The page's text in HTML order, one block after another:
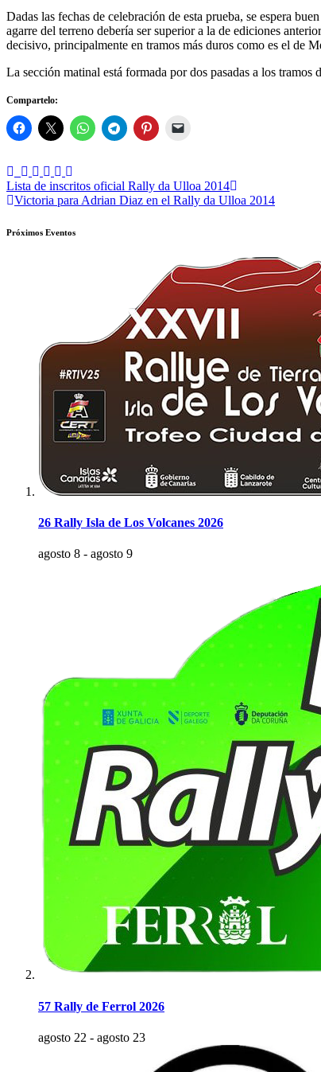
Dadas las fechas de celebración de esta prueba, se espera
agarre del terreno debería ser superior a la de ediciones
decisivo, principalmente en tramos más duros como es el de
La sección matinal está formada por dos pasadas a los
Compartelo:
Navegación
de
entradas
Lista de inscritos oficial Rally da Ulloa 2014
Victoria para Adrian Diaz en el Rally da Ulloa 2014
Próximos Eventos
26 Rally Isla de Los Volcanes 2026
agosto 8 - agosto 9
57 Rally de Ferrol 2026
agosto 22 - agosto 23